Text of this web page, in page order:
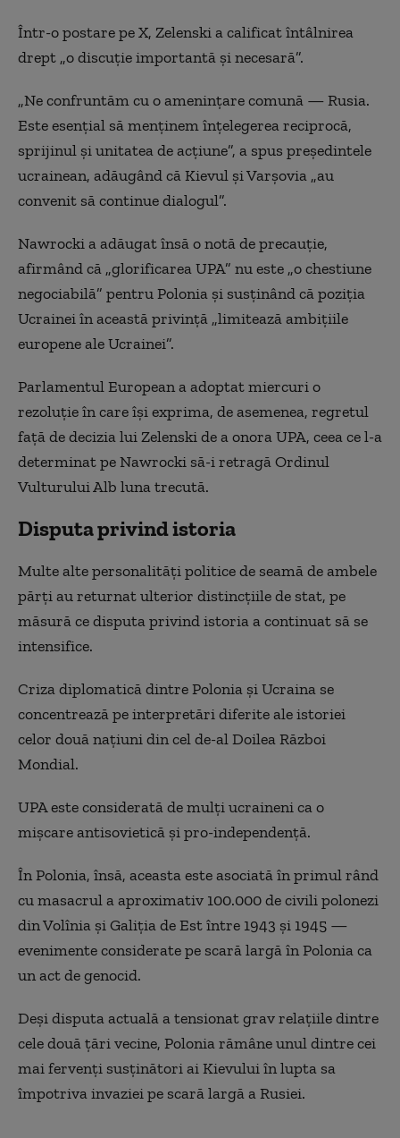
Într-o postare pe X, Zelenski a calificat întâlnirea
drept „o discuție importantă și necesară”.
„Ne confruntăm cu o amenințare comună — Rusia.
Este esențial să menținem înțelegerea reciprocă,
sprijinul și unitatea de acțiune”, a spus președintele
ucrainean, adăugând că Kievul și Varșovia „au
convenit să continue dialogul”.
Nawrocki a adăugat însă o notă de precauție,
afirmând că „glorificarea UPA” nu este „o chestiune
negociabilă” pentru Polonia și susținând că poziția
Ucrainei în această privință „limitează ambițiile
europene ale Ucrainei”.
Parlamentul European a adoptat miercuri o
rezoluție în care își exprima, de asemenea, regretul
față de decizia lui Zelenski de a onora UPA, ceea ce l-a
determinat pe Nawrocki să-i retragă Ordinul
Vulturului Alb luna trecută.
Disputa privind istoria
Multe alte personalități politice de seamă de ambele
părți au returnat ulterior distincțiile de stat, pe
măsură ce disputa privind istoria a continuat să se
intensifice.
Criza diplomatică dintre Polonia și Ucraina se
concentrează pe interpretări diferite ale istoriei
celor două națiuni din cel de-al Doilea Război
Mondial.
UPA este considerată de mulți ucraineni ca o
mișcare antisovietică și pro-independență.
În Polonia, însă, aceasta este asociată în primul rând
cu masacrul a aproximativ 100.000 de civili polonezi
din Volînia și Galiția de Est între 1943 și 1945 —
evenimente considerate pe scară largă în Polonia ca
un act de genocid.
Deși disputa actuală a tensionat grav relațiile dintre
cele două țări vecine, Polonia rămâne unul dintre cei
mai fervenți susținători ai Kievului în lupta sa
împotriva invaziei pe scară largă a Rusiei.